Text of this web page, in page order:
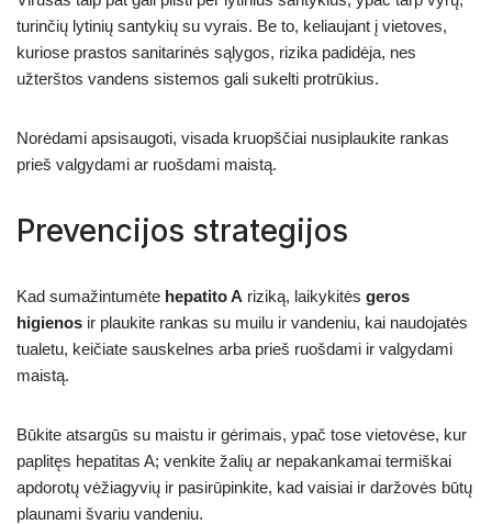
turinčių lytinių santykių su vyrais. Be to, keliaujant į vietoves,
kuriose prastos sanitarinės sąlygos, rizika padidėja, nes
užterštos vandens sistemos gali sukelti protrūkius.
Norėdami apsisaugoti, visada kruopščiai nusiplaukite rankas
prieš valgydami ar ruošdami maistą.
Prevencijos strategijos
Kad sumažintumėte hepatito A riziką, laikykitės geros
higienos ir plaukite rankas su muilu ir vandeniu, kai naudojatės
tualetu, keičiate sauskelnes arba prieš ruošdami ir valgydami
maistą.
Būkite atsargūs su maistu ir gėrimais, ypač tose vietovėse, kur
paplitęs hepatitas A; venkite žalių ar nepakankamai termiškai
apdorotų vėžiagyvių ir pasirūpinkite, kad vaisiai ir daržovės būtų
plaunami švariu vandeniu.